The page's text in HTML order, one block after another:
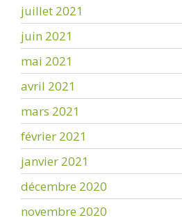
juillet 2021
juin 2021
mai 2021
avril 2021
mars 2021
février 2021
janvier 2021
décembre 2020
novembre 2020